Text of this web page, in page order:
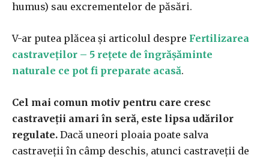
humus) sau excrementelor de păsări.
V-ar putea plăcea și articolul despre Fertilizarea
castraveților – 5 rețete de îngrășăminte
naturale ce pot fi preparate acasă.
Cel mai comun motiv pentru care cresc
castraveții amari în seră, este lipsa udărilor
regulate. Dacă uneori ploaia poate salva
castraveții în câmp deschis, atunci castraveții de